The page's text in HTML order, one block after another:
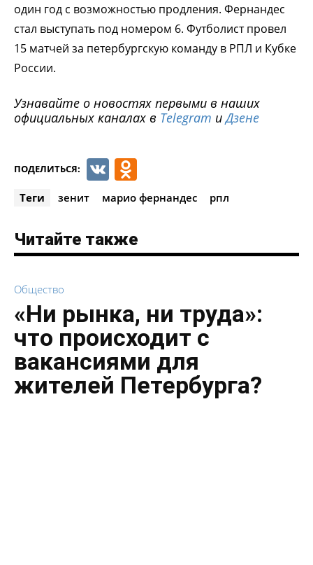
один год с возможностью продления. Фернандес
стал выступать под номером 6. Футболист провел
15 матчей за петербургскую команду в РПЛ и Кубке
России.
Узнавайте о новостях первыми в наших
официальных каналах в Telegram иДзене
ПОДЕЛИТЬСЯ: VK
Теги зенит марио фернандес рпл
Читайте также
Общество
«Ни рынка, ни труда»:
что происходит с
вакансиями для
жителей Петербурга?